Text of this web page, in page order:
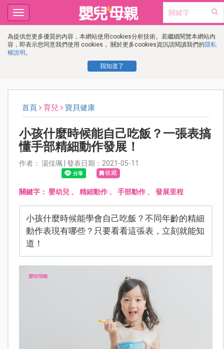
為提供您更多優質的內容，本網站使用cookies分析技術。若繼續閱覽本網站內
容，即表示您同意我們使用 cookies， 關於更多cookies資訊請閱讀我們的隱私
權說明 。
我知道了
Toggle
navigation
首頁 育兒 寶貝健康
小孩什麼時候能自己吃飯？一張表搞
懂手部精細動作發展！
作者： 湯佳珮 | 發表日期：2021-05-11
收藏
關鍵字： 嬰幼兒、 精細動作、 手部動作、 發展里程
小孩什麼時候能學會自己吃飯？不同年齡的精細
動作表現有哪些？只要看看這張表，立刻就能知
道！